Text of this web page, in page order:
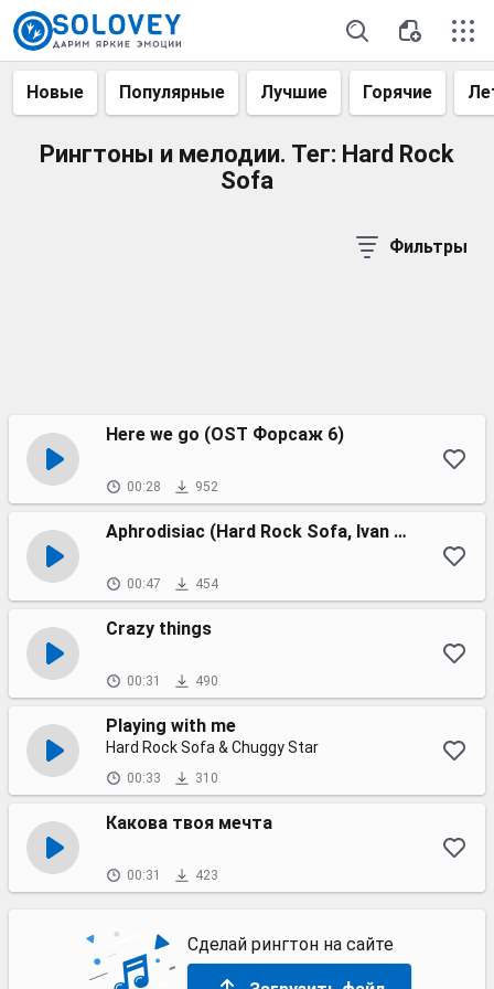
Новые Популярные Лучшие Горячие
Рингтоны и мелодии. Тег: Hard Rock
Sofa
Фильтры
Here we go (OST Форсаж 6)
00:28 952
Aphrodisiac (Hard Rock Sofa, Ivan Roudyk & LT Freak club mix)
00:47 454
Crazy things
00:31 490
Playing with me
Hard Rock Sofa & Chuggy Star
00:33 310
Какова твоя мечта
00:31 423
Сделай рингтон на сайте